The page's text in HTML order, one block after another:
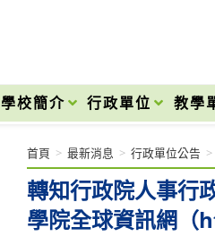
學校簡介 行政單位 教學
轉知行政院人事行
學院全球資訊網
首頁 > 最新消息 > 行政單位公告 >